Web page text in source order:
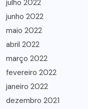
julho 2022
junho 2022
maio 2022
abril 2022
março 2022
fevereiro 2022
janeiro 2022
dezembro 2021